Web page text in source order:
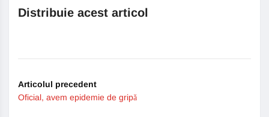
Distribuie acest articol
Articolul precedent
Oficial, avem epidemie de gripă